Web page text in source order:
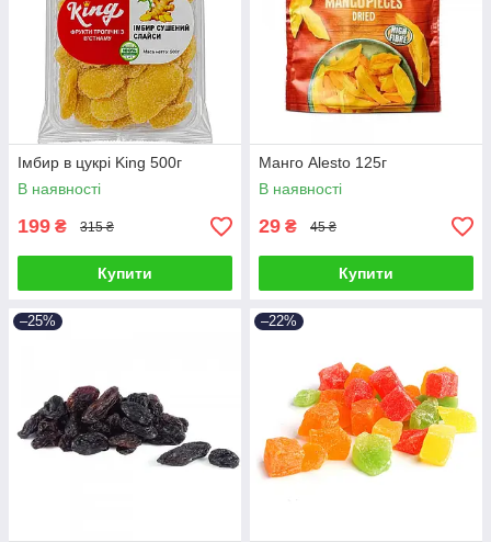
Імбир в цукрі King 500г
В наявності
199 ₴ 315 ₴
Купити
Манго Alesto 125г
В наявності
29 ₴ 45 ₴
Купити
–25% –22%